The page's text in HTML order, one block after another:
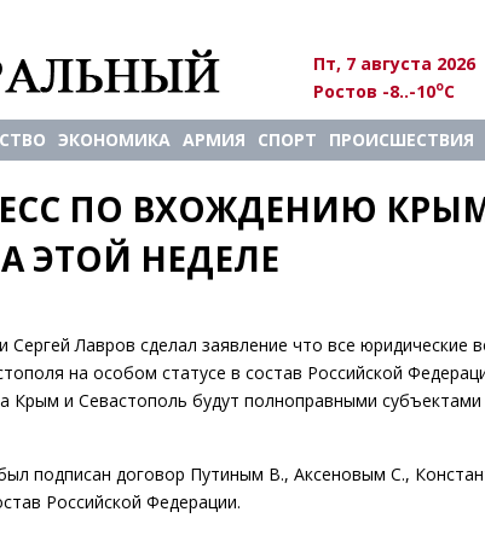
Пт, 7 августа 2026
Ростов -8..-10oC
ЭКОНОМИКА АРМИЯ СПОРТ ПРОИСШЕСТВИЯ
ПО ВХОЖДЕНИЮ
ЭТОЙ НЕДЕЛЕ
Лавров сделал заявление что все юридические
на особом статусе в состав Российской
Крым и Севастополь будут полноправными
подписан договор Путиным В., Аксеновым С.,
Российской Федерации.